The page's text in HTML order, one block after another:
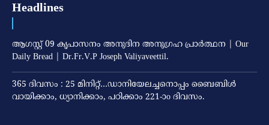
Headlines
ആഗസ്റ്റ് 09 കൃപാസനം അനുദിന അനുഗ്രഹ പ്രാർത്ഥന | Our
Daily Bread | Dr.Fr.V.P Joseph Valiyaveettil.
365 ദിവസം : 25 മിനിറ്റ്…ഡാനിയേലച്ചനൊപ്പം ബൈബിൾ
വായിക്കാം, ധ്യാനിക്കാം, പഠിക്കാം 221-ാo ദിവസം.